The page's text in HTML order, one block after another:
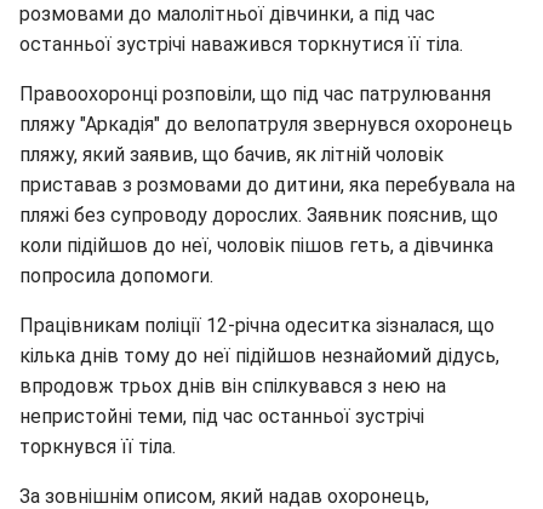
розмовами до малолітньої дівчинки, а під час
останньої зустрічі наважився торкнутися її тіла.
Правоохоронці розповіли, що під час патрулювання
пляжу "Аркадія" до велопатруля звернувся охоронець
пляжу, який заявив, що бачив, як літній чоловік
приставав з розмовами до дитини, яка перебувала на
пляжі без супроводу дорослих. Заявник пояснив, що
коли підійшов до неї, чоловік пішов геть, а дівчинка
попросила допомоги.
Працівникам поліції 12-річна одеситка зізналася, що
кілька днів тому до неї підійшов незнайомий дідусь,
впродовж трьох днів він спілкувався з нею на
непристойні теми, під час останньої зустрічі
торкнувся її тіла.
За зовнішнім описом, який надав охоронець,